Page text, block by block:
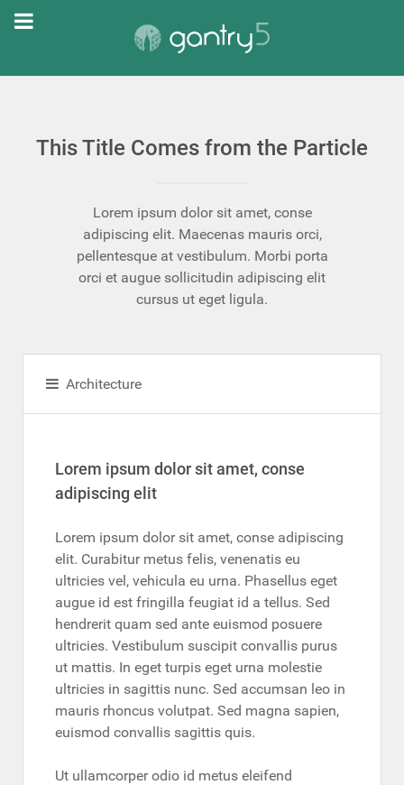
This Title Comes from the Particle
Lorem ipsum dolor sit amet, conse
adipiscing elit. Maecenas mauris orci,
pellentesque at vestibulum. Morbi porta
orci et augue sollicitudin adipiscing elit
cursus ut eget ligula.
Architecture
Lorem ipsum dolor sit amet, conse
adipiscing elit
Lorem ipsum dolor sit amet, conse adipiscing
elit. Curabitur metus felis, venenatis eu
ultricies vel, vehicula eu urna. Phasellus eget
augue id est fringilla feugiat id a tellus. Sed
hendrerit quam sed ante euismod posuere
ultricies. Vestibulum suscipit convallis purus
ut mattis. In eget turpis eget urna molestie
ultricies in sagittis nunc. Sed accumsan leo in
mauris rhoncus volutpat. Sed magna sapien,
euismod convallis sagittis quis.
Ut ullamcorper odio id metus eleifend